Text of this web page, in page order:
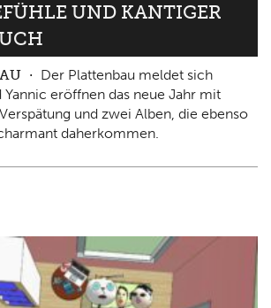
UND KANTIGER W
Der Plattenbau meldet sich
Yannic eröffnen das neue Jahr mit
und zwei Alben, die ebenso
daherkommen.